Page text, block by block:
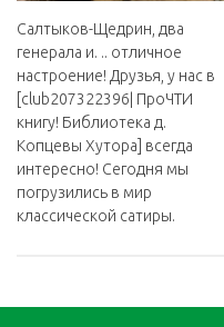
Салтыков-Щедрин, два
генерала и. .. отличное
настроение! Друзья, у нас в
[club207322396| ПроЧТИ
книгу! Библиотека д.
Копцевы Хутора] всегда
интересно! Сегодня мы
погрузились в мир
классической сатиры.